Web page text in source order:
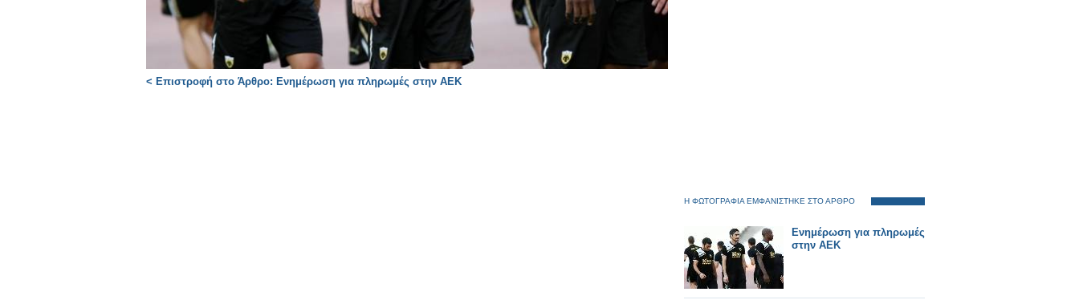
< Επιστροφή στο Άρθρο: Ενημέρωση για πληρωμές στην ΑΕΚ
Η ΦΩΤΟΓΡΑΦΙΑ ΕΜΦΑΝΙΣΤΗΚΕ ΣΤΟ ΑΡΘΡΟ
Ενημέρωση για πληρωμές
στην ΑΕΚ